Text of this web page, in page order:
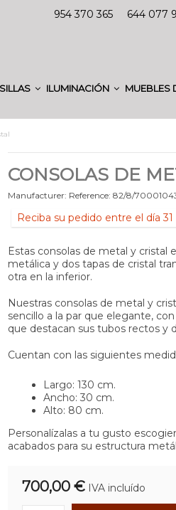
954 370 365 644 077
ILUMINACIÓN MUEBLES
CONSOLAS DE
Manufacturer: Reference: 82/8/
Reciba su pedido entre el día
Estas consolas de metal y cristal
metálica y dos tapas de cristal
otra en la inferior.
Nuestras consolas de metal y
sencillo a la par que elegante,
que destacan sus tubos rectos y
Cuentan con las siguientes
Largo: 130 cm.
Ancho: 30 cm.
Alto: 80 cm.
Personalízalas a tu gusto
acabados para su estructura
700,00 € IVA incluído